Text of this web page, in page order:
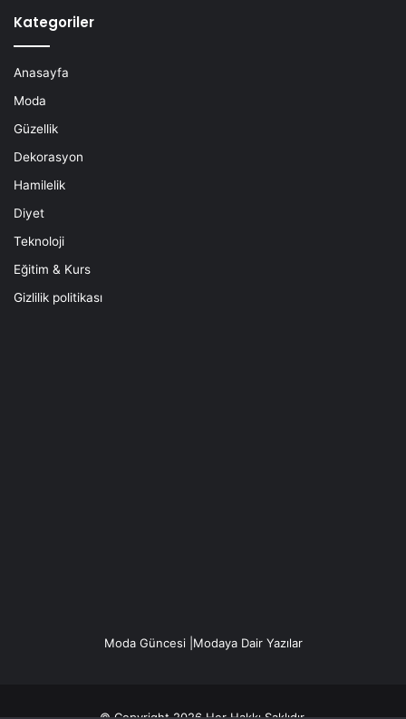
Kategoriler
Anasayfa
Moda
Güzellik
Dekorasyon
Hamilelik
Diyet
Teknoloji
Eğitim & Kurs
Gizlilik politikası
Moda Güncesi |Modaya Dair Yazılar